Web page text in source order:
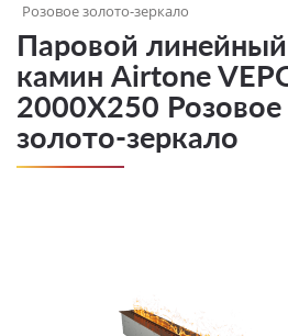
Розовое золото-зеркало
Паровой линейный
камин Airtone
2000X250 Розовое
золото-зеркало